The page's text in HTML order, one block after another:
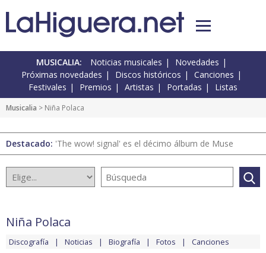
MUSICALIA: Noticias musicales
Novedades
Próximas novedades
Discos históricos
Canciones
Festivales
Premios Artistas Portadas Listas
Musicalia > Niña Polaca
Destacado: 'The wow! signal' es el décimo álbum de Muse
Niña Polaca
Discografía Noticias Biografía Fotos Canciones